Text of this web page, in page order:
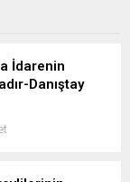
İdarenin
Danıştay